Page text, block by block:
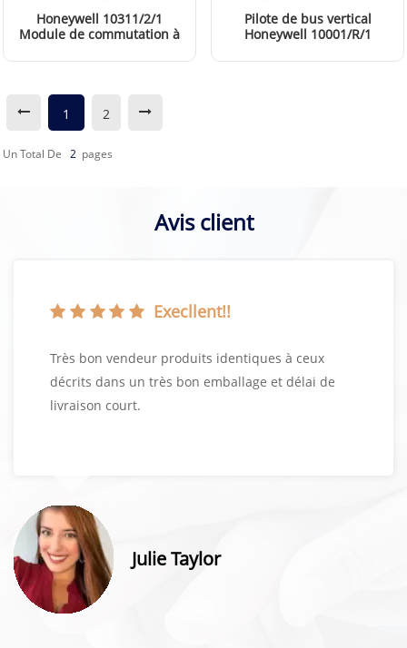
Honeywell 10311/2/1
Module de commutation à
EN SAVOIR PLUS
Pilote de bus vertical
Honeywell 10001/R/1
EN SAVOIR PLUS
1 2
Un Total De 2 Pages
Avis client
Execllent!!
Très bon vendeur produits identiques à ceux
décrits dans un très bon emballage et délai de
livraison court.
Julie Taylor